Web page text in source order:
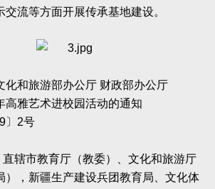
流等方面开展传承基地建设。
化和旅游部办公厅 财政部办公厅
高雅艺术进校园活动的通知
〕 2号
辖市教育厅（教委）、文化和旅游厅
），新疆生产建设兵团教育局、文化体